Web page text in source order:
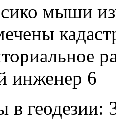
мыши
инженер 6
в геодезии: